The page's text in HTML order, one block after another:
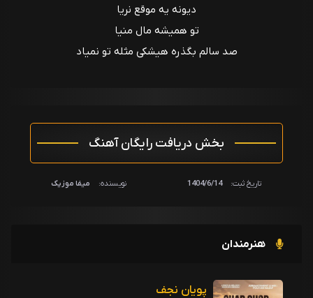
دیونه یه موقع نریا
تو همیشه مال منیا
صد سالم بگذره هیشکی مثله تو نمیاد
بخش دریافت رایگان آهنگ
تاریخ ثبت: 1404/6/14 نویسنده: میفا موزیک
هنرمندان
پویان نجف